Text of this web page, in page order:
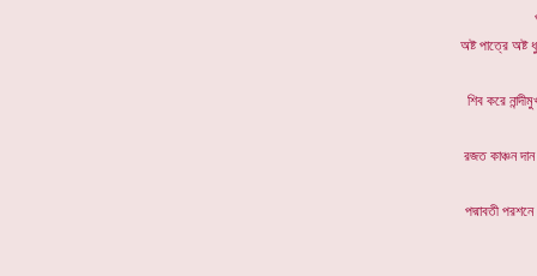
অষ্ট পাত্রে
শিব করে
রজত
পদ্মাবতী